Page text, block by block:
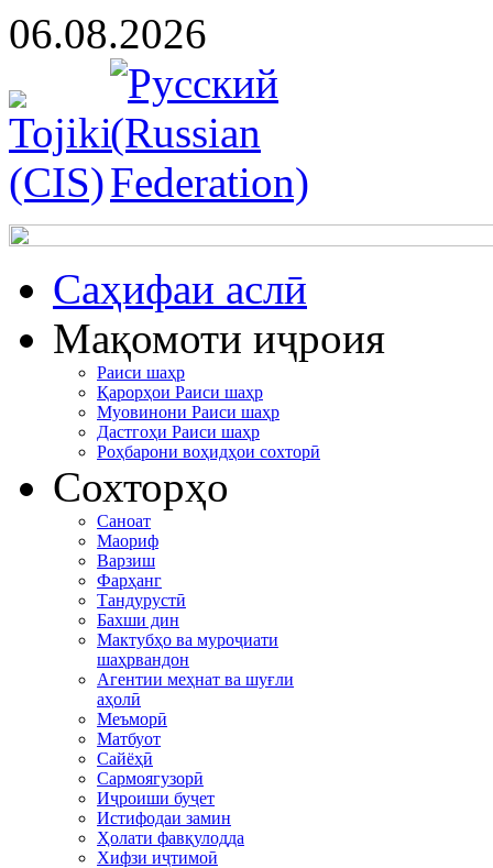
06.08.2026
Cаҳифаи аслӣ
Мақомоти иҷроия
Раиси шаҳр
Қарорҳои Раиси шаҳр
Муовинони Раиси шаҳр
Дастгоҳи Раиси шаҳр
Роҳбарони воҳидҳои сохторӣ
Сохторҳо
Саноат
Маориф
Варзиш
Фарҳанг
Тандурустӣ
Бахши дин
Мактубҳо ва муроҷиати
шаҳрвандон
Агентии меҳнат ва шуғли
аҳолӣ
Меъморӣ
Матбуот
Сайёҳӣ
Сармоягузорӣ
Иҷроиши буҷет
Истифодаи замин
Ҳолати фавқулодда
Хифзи иҷтимоӣ